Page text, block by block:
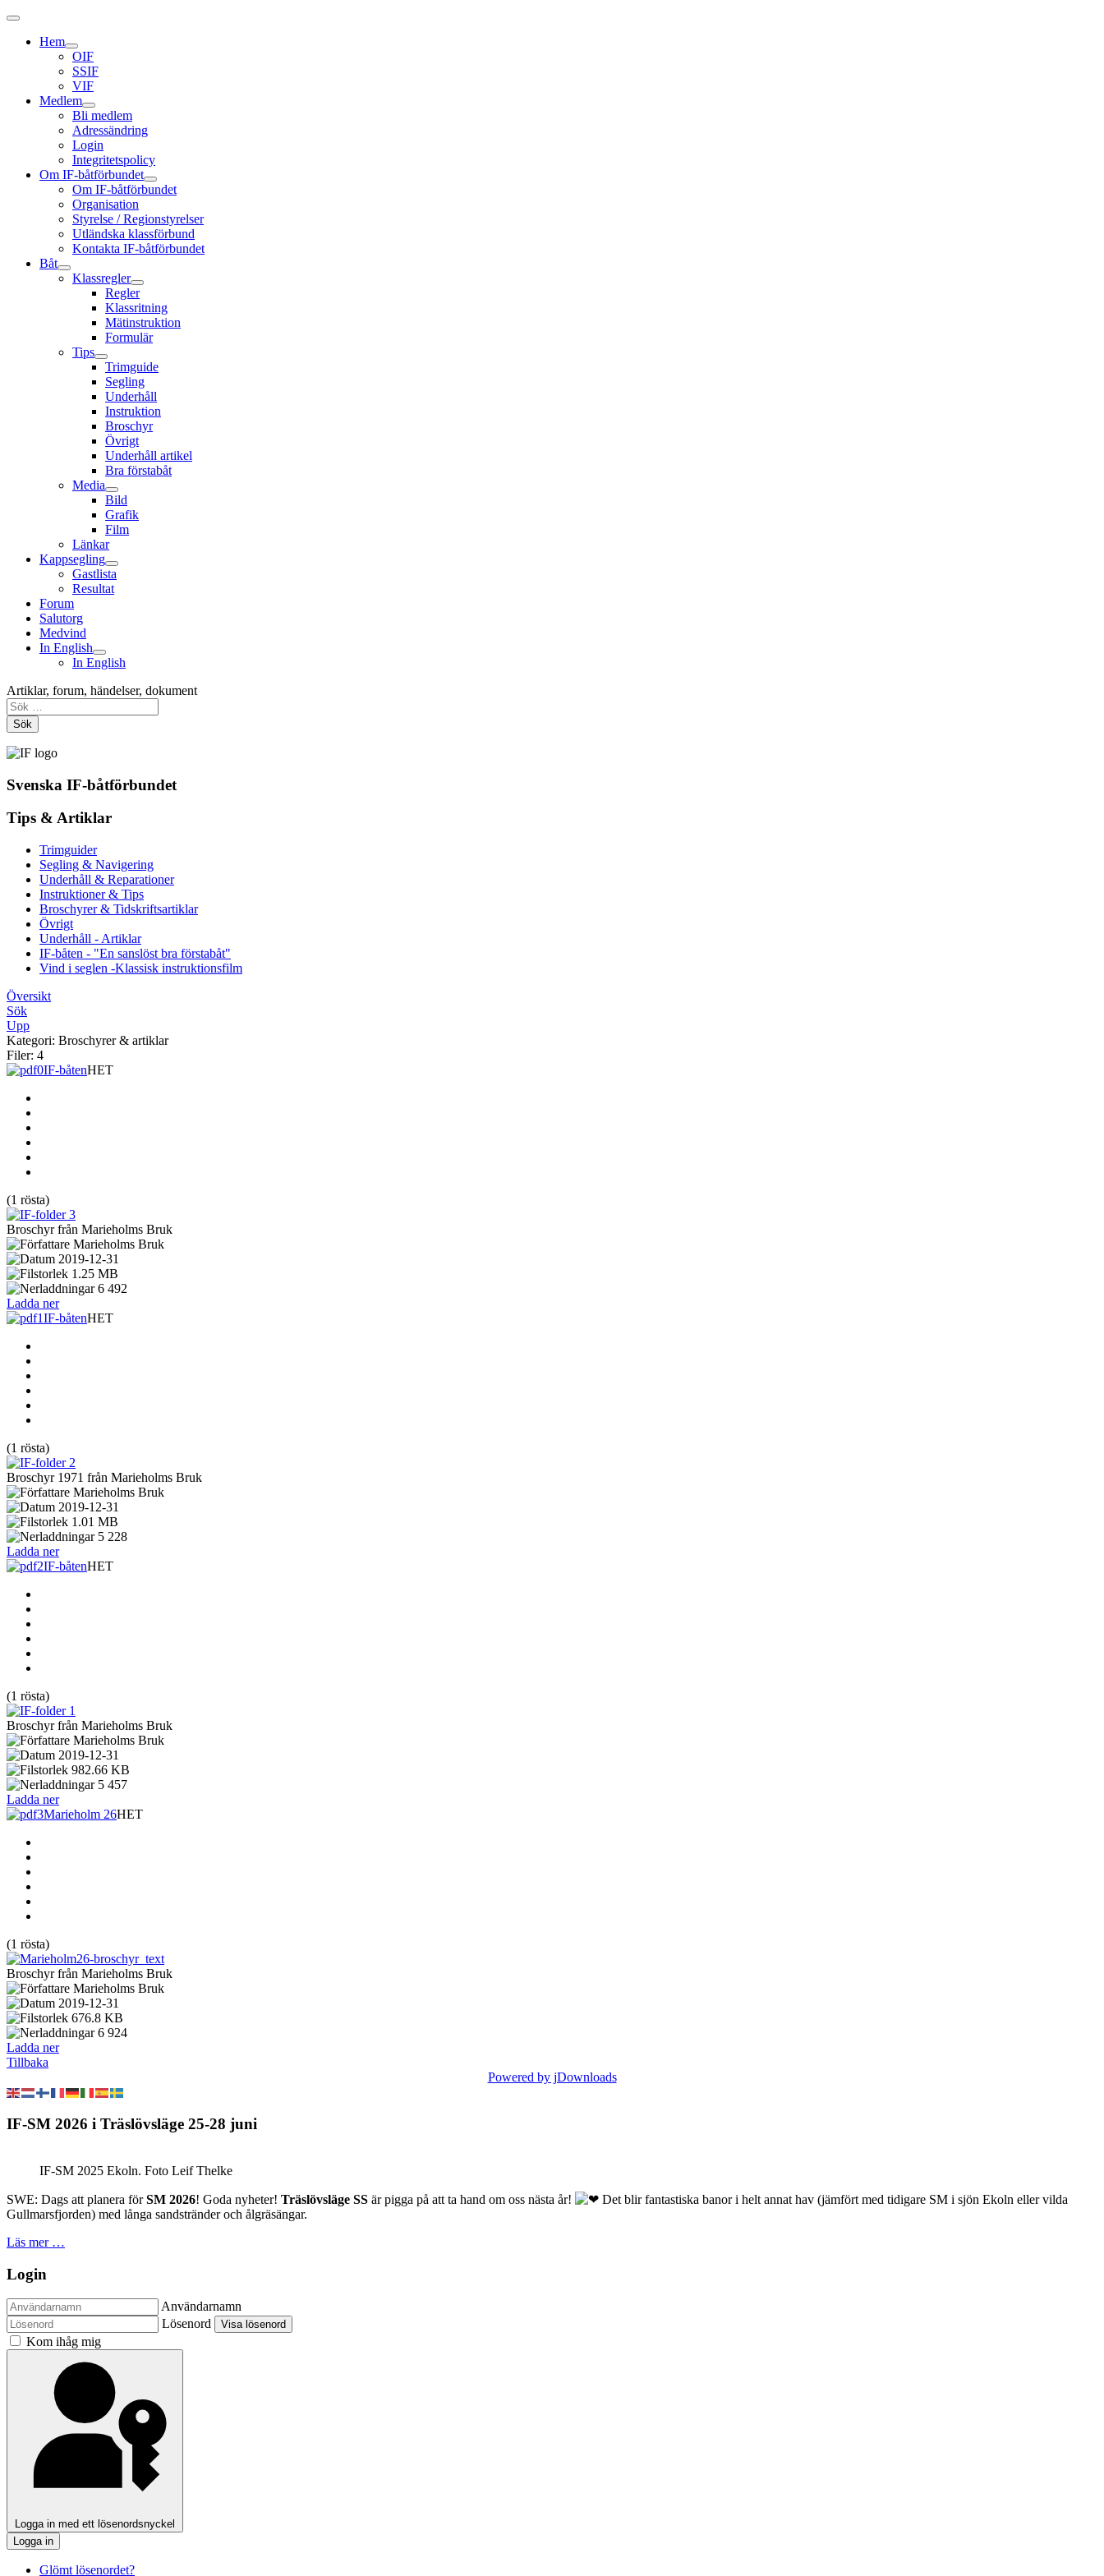
Hem
OIF
SSIF
VIF
Medlem
Bli medlem
Adressändring
Login
Integritetspolicy
Om IF-båtförbundet
Om IF-båtförbundet
Organisation
Styrelse / Regionstyrelser
Utländska klassförbund
Kontakta IF-båtförbundet
Båt
Klassregler
Regler
Klassritning
Mätinstruktion
Formulär
Tips
Trimguide
Segling
Underhåll
Instruktion
Broschyr
Övrigt
Underhåll artikel
Bra förstabåt
Media
Bild
Grafik
Film
Länkar
Kappsegling
Gastlista
Resultat
Forum
Salutorg
Medvind
In English
In English
Artiklar, forum, händelser, dokument
Sök
Svenska IF-båtförbundet
Tips & Artiklar
Trimguider
Segling & Navigering
Underhåll & Reparationer
Instruktioner & Tips
Broschyrer & Tidskriftsartiklar
Övrigt
Underhåll - Artiklar
IF-båten - "En sanslöst bra förstabåt"
Vind i seglen -Klassisk instruktionsfilm
Översikt
Sök
Upp
Kategori: Broschyrer & artiklar
Filer: 4
IF-båtenHET
(1 rösta)
Broschyr från Marieholms Bruk
Marieholms Bruk
2019-12-31
1.25 MB
6 492
Ladda ner
IF-båtenHET
(1 rösta)
Broschyr 1971 från Marieholms Bruk
Marieholms Bruk
2019-12-31
1.01 MB
5 228
Ladda ner
IF-båtenHET
(1 rösta)
Broschyr från Marieholms Bruk
Marieholms Bruk
2019-12-31
982.66 KB
5 457
Ladda ner
Marieholm 26HET
(1 rösta)
Broschyr från Marieholms Bruk
Marieholms Bruk
2019-12-31
676.8 KB
6 924
Ladda ner
Tillbaka
Powered by jDownloads
IF-SM 2026 i Träslövsläge 25-28 juni
IF-SM 2025 Ekoln. Foto Leif Thelke
SWE: Dags att planera förSM 2026! Goda nyheter! Träslövsläge SS är pigga på att ta hand om oss nästa år!
Det blir fantastiska banor i helt annat hav (jämfört med tidigare SM i sjön Ekoln eller vilda
Gullmarsfjorden) med långa sandstränder och ålgräsängar.
Läs mer …
Login
Användarnamn
Lösenord
Visa lösenord
Kom ihåg mig
Logga in med ett lösenordsnyckel
Logga in
Glömt lösenordet?